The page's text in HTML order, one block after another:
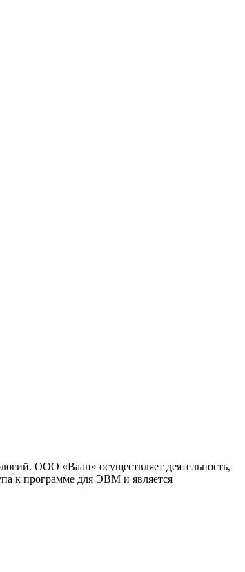
ООО «Ваан» осуществляет деятельность,
к программе для ЭВМ и является